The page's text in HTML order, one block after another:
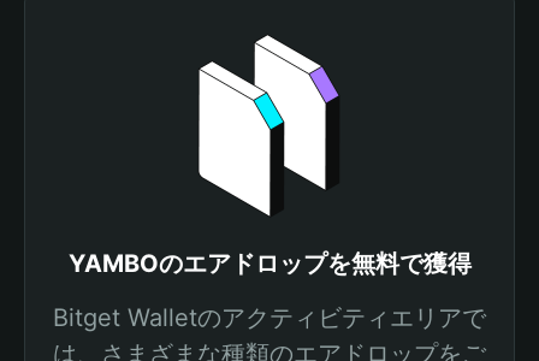
YAMBOのエアドロップを無料で獲得
Bitget Walletのアクティビティエリアで
は、さまざまな種類のエアドロップをご